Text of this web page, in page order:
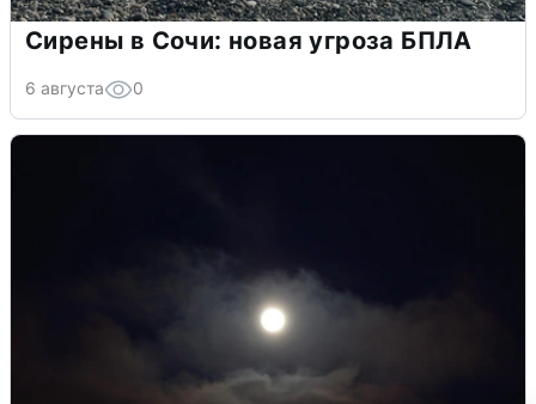
Сирены в Сочи: новая угроза БПЛА
6 августа 0